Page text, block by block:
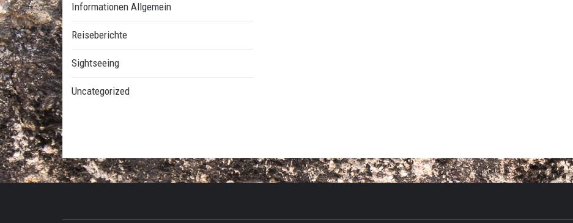
Informationen Allgemein
Reiseberichte
Sightseeing
Uncategorized